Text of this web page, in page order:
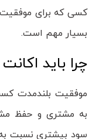
کسی که برای
بسیار مهم است.
چرا باید
موفقیت بلندمدت
به مشتری و حفظ
سود بیشتری نسبت به